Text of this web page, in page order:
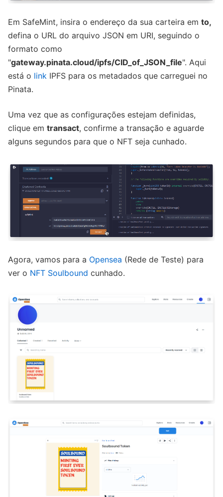
Em SafeMint, insira o endereço da sua carteira em to,
defina o URL do arquivo JSON em URI, seguindo o
formato como
"gateway.pinata.cloud/ipfs/CID_of_JSON_file". Aqui
está o link IPFS para os metadados que carreguei no
Pinata.
Uma vez que as configurações estejam definidas,
clique em transact, confirme a transação e aguarde
alguns segundos para que o NFT seja cunhado.
Agora, vamos para a Opensea (Rede de Teste) para
ver o NFT Soulbound cunhado.